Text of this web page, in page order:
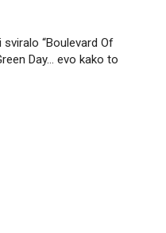
“Boulevard Of
Day… evo kako to